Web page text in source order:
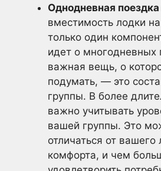
Однодневная поездка
вместимость лодки
только один
идет о многодневных
важная вещь, о
подумать, — это
группы. В более
важно учитывать
вашей группы. Это
отличаться от вашего
комфорта, и чем